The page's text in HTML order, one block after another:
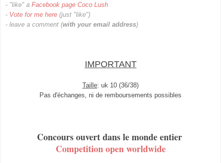
- "like" a Facebook page Coco Lush
- Vote for me here (just "like")
- leave a comment (with your email address)
IMPORTANT
Taille: uk 10 (36/38)
Pas d'échanges, ni de remboursements possibles
Concours ouvert dans le monde entier
Competition open worldwide